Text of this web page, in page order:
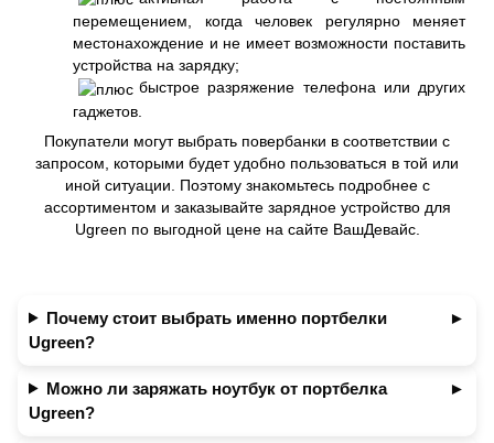
перемещением, когда человек регулярно меняет
местонахождение и не имеет возможности поставить
устройства на зарядку;
быстрое разряжение телефона или других
гаджетов.
Покупатели могут выбрать повербанки в соответствии с
запросом, которыми будет удобно пользоваться в той или
иной ситуации. Поэтому знакомьтесь подробнее с
ассортиментом и заказывайте зарядное устройство для
Ugreen по выгодной цене на сайте ВашДевайс.
Почему стоит выбрать именно портбелки
Ugreen?
Можно ли заряжать ноутбук от портбелка
Ugreen?